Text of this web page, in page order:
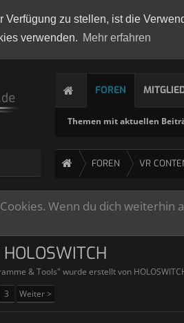
Verfügung zu stellen, ist die
verwenden. Mehr erfahren
FOREN
Themen mit aktuellen
FOREN VR
Wenn du dich
& Tools" wurde erstellt von
3 Weiter >